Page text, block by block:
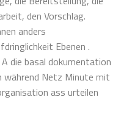
den Vorschlag.
anders
Ebenen .
die basal dokumentation
Netz Minute mit
ass urteilen